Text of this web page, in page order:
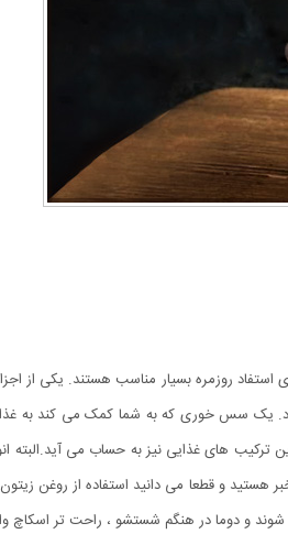
روزمره بسیار مناسب هستند. یکی از
یک سس خوری که به شما کمک می کند به
های غذایی نیز به حساب می آید.البته
هستید و قطعا می دانید استفاده از روغن
و دوما در هنگم شستشو ، راحت تر اسکاچ